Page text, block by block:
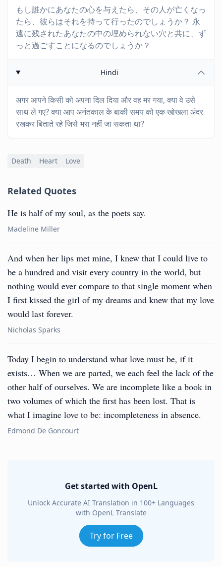
もし誰かにあなたの心を与えたら、その人が亡くなっ
たら、彼らはそれを持って行ったのでしょうか？ 永
遠に残されたあなたの中の埋められない穴と共に、ず
っと過ごすことになるのでしょうか？
Hindi
अगर आपने किसी को अपना दिल दिया और वह मर गया, क्या वे उसे
साथ ले गए? क्या आप अनंतकाल के बाकी समय को एक खोखला अंदर
रखकर बिताते रहे जिसे भरा नहीं जा सकता था?
Death Heart Love
Related Quotes
He is half of my soul, as the poets say.
Madeline Miller
And when her lips met mine, I knew that I could live to
be a hundred and visit every country in the world, but
nothing would ever compare to that single moment when
I first kissed the girl of my dreams and knew that my love
would last forever.
Nicholas Sparks
Today I begin to understand what love must be, if it
exists… When we are parted, we each feel the lack of the
other half of ourselves. We are incomplete like a book in
two volumes of which the first has been lost. That is
what I imagine love to be: incompleteness in absence.
Edmond De Goncourt
Get started with OpenL
Unlock Accurate AI Translation in 100+ Languages
with OpenL Translate
Try for Free